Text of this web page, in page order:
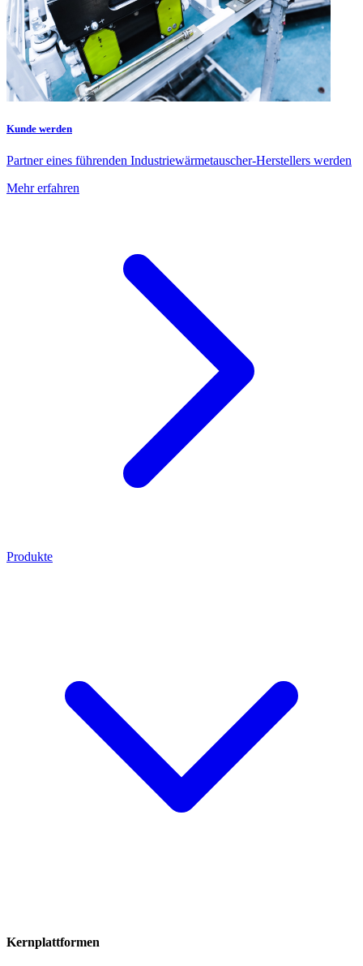
Kunde werden
Partner eines führenden Industriewärmetauscher-Herstellers werden
Mehr erfahren
Produkte
Kernplattformen